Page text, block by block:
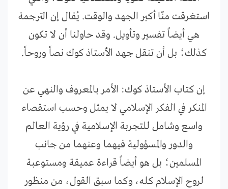
استغرقت منّا أكبر الجهد والوقت. يُقال إن الترجمة
هي أيضاً تفسير وتأويل. وقد حاولنا أن لا تكون
كذلك؛ بل أن تنقل جهد الأستاذ كوك نصاً وروحاً.
إن كتاب الأستاذ كوك: الأمر بالمعروف والنهي عن
المنكر في الفكر الإسلامي لا يمثل وحسب استقصاء
واسع وشامل للتجربة الإسلامية في رؤية العالم
والدور والمسؤولية فيهما وعنهما من جانب
المسلمين؛ بل هو أيضاً قراءة عميقة ومستوعبة
لروح الإسلام كله، وكما سبق القول، من منظور